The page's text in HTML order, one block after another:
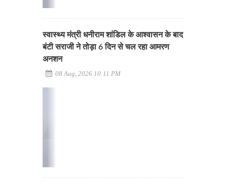
स्वास्थ्य मंत्री धनीराम शांडिल के आश्वासन के बाद
बंटी सराजी ने तोड़ा 6 दिन से चल रहा आमरण
अनशन
08 Aug, 2026 10:11 PM